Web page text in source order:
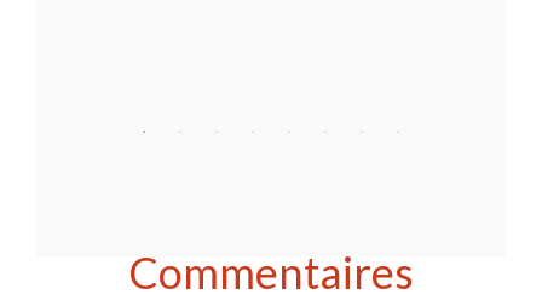
Commentaires